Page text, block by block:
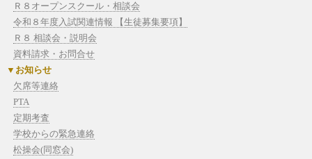
Ｒ８オープンスクール・相談会
令和８年度入試関連情報 【生徒募集要項】
Ｒ８ 相談会・説明会
資料請求・お問合せ
お知らせ
欠席等連絡
PTA
定期考査
学校からの緊急連絡
松操会(同窓会)